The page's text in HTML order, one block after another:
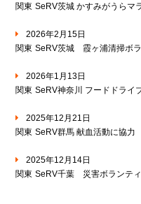
関東 SeRV茨城 かすみがうらマ
2026年2月15日
関東 SeRV茨城 霞ヶ浦清掃ボ
2026年1月13日
関東 SeRV神奈川 フードドライ
2025年12月21日
関東 SeRV群馬 献血活動に協力
2025年12月14日
関東 SeRV千葉 災害ボランテ